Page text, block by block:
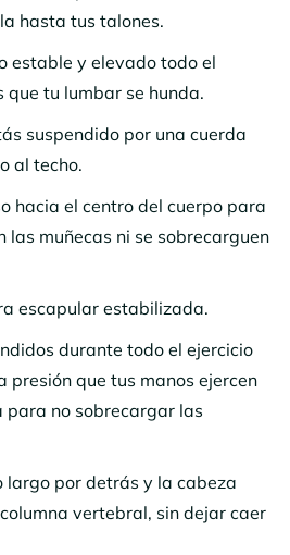
hasta tus talones.
estable y elevado todo el
que tu lumbar se hunda.
suspendido por una cuerda
al techo.
hacia el centro del cuerpo para
las muñecas ni se sobrecarguen
escapular estabilizada.
durante todo el ejercicio
presión que tus manos ejercen
para no sobrecargar las
largo por detrás y la cabeza
vertebral, sin dejar caer